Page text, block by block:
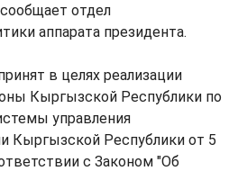
отдел
аппарата президента.
в целях реализации
Кыргызской Республики по
управления
Кыргызской Республики от 5
с Законом "Об